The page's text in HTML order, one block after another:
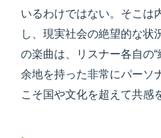
いるわけではない。そこは
し、現実社会の絶望的な状
の楽曲は、リスナー各自の
余地を持った非常にパーソ
こそ国や文化を超えて共感